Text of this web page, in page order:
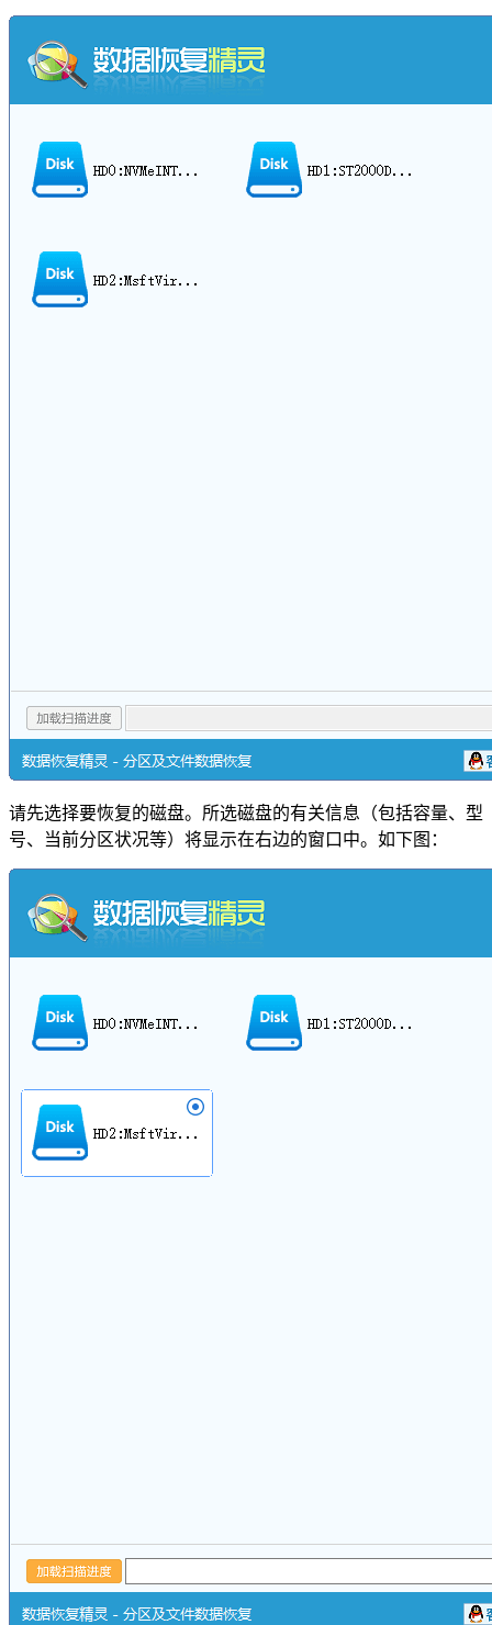
请先选择要恢复的磁盘。所选磁盘的有关信息（包括容量、型
号、当前分区状况等）将显示在右边的窗口中。如下图：